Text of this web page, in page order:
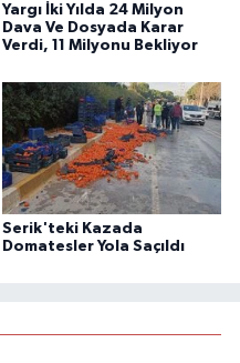
Yargı İki Yılda 24 Milyon
Dava Ve Dosyada Karar
Verdi, 11 Milyonu Bekliyor
Serik'teki Kazada
Domatesler Yola Saçıldı